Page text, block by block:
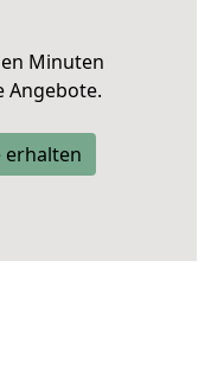
Minuten
Angebote.
erhalten